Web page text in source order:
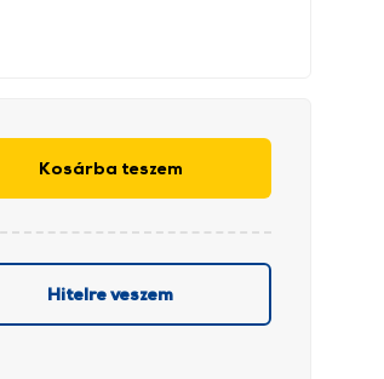
Kosárba teszem
Hitelre veszem